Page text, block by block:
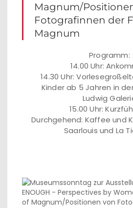
Magnum/
Fotografinnen der
Magnum
Programm:
14.00 Uhr:
14.30 Uhr:
Kinder ab 5 Jahren in
Ludwig
15.00 Uhr:
Durchgehend: Kaffee und
Saarlouis und La